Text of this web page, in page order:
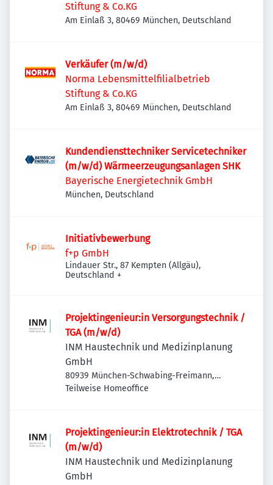
Stiftung & Co.KG
Am Einlaß 3, 80469 München, Deutschland
Verkäufer (m/w/d)
Norma Lebensmittelfilialbetrieb
Stiftung & Co.KG
Am Einlaß 3, 80469 München, Deutschland
Kundendiensttechniker Servicetechniker
(m/w/d) Wärmeerzeugungsanlagen SHK
Bayerische Energietechnik GmbH
München, Deutschland
Initiativbewerbung
f+p GmbH
Lindauer Str., 87 Kempten (Allgäu),
Deutschland +
Projektingenieur:in Versorgungstechnik /
TGA (m/w/d)
INM Haustechnik und Medizinplanung
GmbH
80939 München-Schwabing-Freimann,
Deutschland
Teilweise Homeoffice
Projektingenieur:in Elektrotechnik / TGA
(m/w/d)
INM Haustechnik und Medizinplanung
GmbH